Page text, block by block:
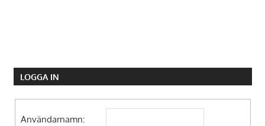
LOGGA IN
Användarnamn: